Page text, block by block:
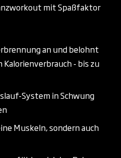
mit Spaßfaktor
an und belohnt
- bis zu
System in Schwung
Muskeln, sondern auch